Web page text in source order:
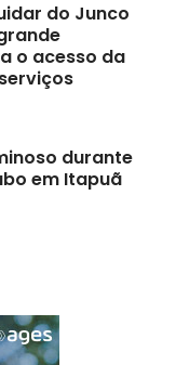
do Junco
o acesso da
durante
em Itapuã